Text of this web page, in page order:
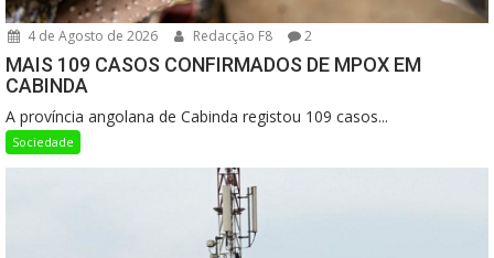
4 de Agosto de 2026 Redacção F8 2
MAIS 109 CASOS CONFIRMADOS DE MPOX EM
CABINDA
A província angolana de Cabinda registou 109 casos...
Sociedade